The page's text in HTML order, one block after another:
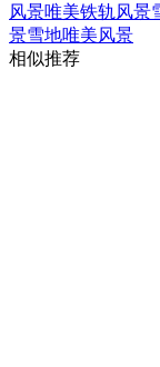
风景唯美铁轨风景
景雪地唯美风景
相似推荐